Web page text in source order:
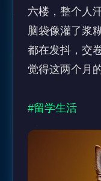
六楼，整个人
脑袋像灌了浆
都在发抖，交
觉得这两个月
#留学生活